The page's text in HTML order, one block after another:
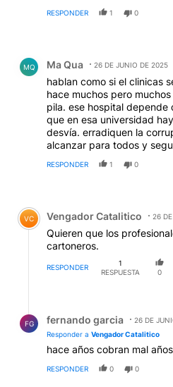
RESPONDER 1 0
MQ Ma Qua 26 DE JUNIO DE 2025
hablan como si el clinicas
hace muchos pero
pila. ese hospital depende
que en esa universidad
desvía. erradiquen la
alcanzar para todos y
RESPONDER 1 0
Comentario de Vengador
VC Vengador Catalitico 26
Quieren que los
cartoneros.
RESPONDER
1
RESPUESTA
0
FG fernando garcia
26 DE
Responder a Vengador Catalitico
hace años cobran mal años
RESPONDER 0 0